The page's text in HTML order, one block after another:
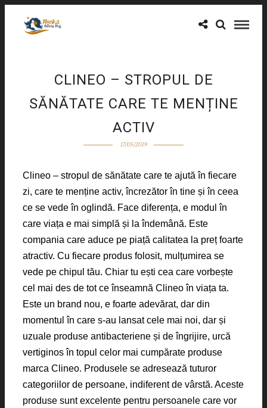
CLINEO – STROPUL DE
SĂNĂTATE CARE TE MENȚINE
ACTIV
17/05/2019
Clineo – stropul de sănătate care te ajută în fiecare
zi, care te menține activ, încrezător în tine și în ceea
ce se vede în oglindă. Face diferența, e modul în
care viața e mai simplă și la îndemână. Este
compania care aduce pe piață calitatea la preț foarte
atractiv. Cu fiecare produs folosit, mulțumirea se
vede pe chipul tău. Chiar tu ești cea care vorbește
cel mai des de tot ce înseamnă Clineo în viața ta.
Este un brand nou, e foarte adevărat, dar din
momentul în care s-au lansat cele mai noi, dar și
uzuale produse antibacteriene și de îngrijire, urcă
vertiginos în topul celor mai cumpărate produse
marca Clineo. Produsele se adresează tuturor
categoriilor de persoane, indiferent de vârstă. Aceste
produse sunt excelente pentru persoanele care vor